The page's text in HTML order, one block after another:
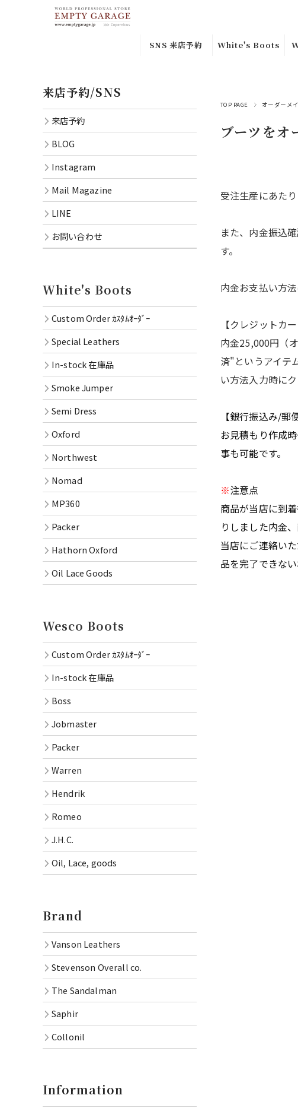
SNS 来店予約
Mail
White's Boots
ﾀﾞｰ
Special
Semi Dress
Nomad
Packer
OXFORD
Goods
TOP PAGE オーダーメ
ブーツをオ
受注生産にあた
また、内金振込
す。
内金お支払い方
【クレジットカ
内金25,000円（
済"というアイテ
い方法入力時に
【銀行振込み/郵
お見積もり作成
事も可能です。
※注意点
商品が当店に到
りしました内金
当店にご連絡い
品を完了できな
来店予約/SNS
来店予約
BLOG
Instagram
Mail Magazine
LINE
お問い合わせ
White's Boots
Custom Order ｶｽﾀﾑｵｰﾀﾞｰ
Special Leathers
In-stock 在庫品
Smoke Jumper
Semi Dress
Oxford
Northwest
Nomad
MP360
Packer
Hathorn Oxford
Oil Lace Goods
Wesco Boots
Custom Order ｶｽﾀﾑｵｰﾀﾞｰ
In-stock 在庫品
Boss
Jobmaster
Packer
Warren
Hendrik
Romeo
J.H.C.
Oil, Lace, goods
Brand
Vanson Leathers
Stevenson Overall co.
The Sandalman
Saphir
Collonil
Information